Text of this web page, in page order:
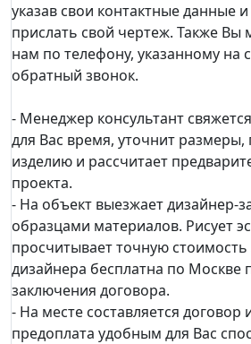
указав свои контактные данные
прислать свой чертеж. Также Вы
нам по телефону, указанному на
обратный звонок.
- Менеджер консультант
для Вас время, уточнит
изделию и рассчитает
проекта.
- На объект выезжает дизайнер-
образцами материалов. Рисует
просчитывает точную стоимость
дизайнера бесплатна по Москве
заключения договора.
- На месте составляется договор
предоплата удобным для Вас